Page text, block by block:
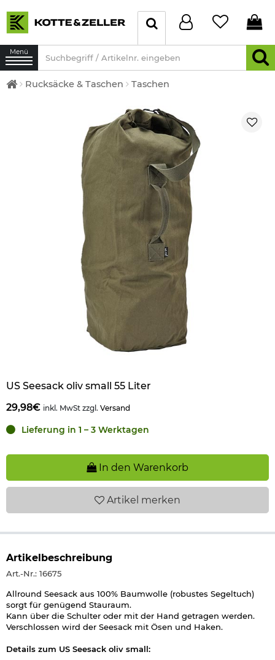
Menü
Rucksäcke & Taschen Taschen
US Seesack oliv small 55 Liter
29,98€ inkl. MwSt zzgl. Versand
Lieferung in 1 – 3 Werktagen
In den Warenkorb
Artikel merken
Artikelbeschreibung
Art.-Nr.: 16675
Allround Seesack aus 100% Baumwolle (robustes Segeltuch)
sorgt für genügend Stauraum.
Kann über die Schulter oder mit der Hand getragen werden.
Verschlossen wird der Seesack mit Ösen und Haken.
Details zum US Seesack oliv small: